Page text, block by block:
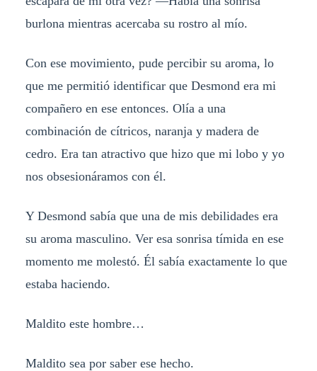
burlona mientras acercaba su rostro al mío.
Con ese movimiento, pude percibir su aroma, lo
que me permitió identificar que Desmond era mi
compañero en ese entonces. Olía a una
combinación de cítricos, naranja y madera de
cedro. Era tan atractivo que hizo que mi lobo y yo
nos obsesionáramos con él.
Y Desmond sabía que una de mis debilidades era
su aroma masculino. Ver esa sonrisa tímida en ese
momento me molestó. Él sabía exactamente lo que
estaba haciendo.
Maldito este hombre…
Maldito sea por saber ese hecho.